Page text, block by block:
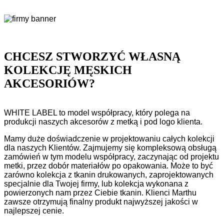
CHCESZ STWORZYĆ WŁASNĄ
KOLEKCJĘ MĘSKICH
AKCESORIÓW?
WHITE LABEL to model współpracy, który polega na
produkcji naszych akcesorów z metką i pod logo klienta.
Mamy duże doświadczenie w projektowaniu całych kolekcji
dla naszych Klientów. Zajmujemy się kompleksową obsługą
zamówień w tym modelu współpracy, zaczynając od projektu
metki, przez dobór materiałów po opakowania. Może to być
zarówno kolekcja z tkanin drukowanych, zaprojektowanych
specjalnie dla Twojej firmy, lub kolekcja wykonana z
powierzonych nam przez Ciebie tkanin. Klienci Marthu
zawsze otrzymują finalny produkt najwyższej jakości w
najlepszej cenie.